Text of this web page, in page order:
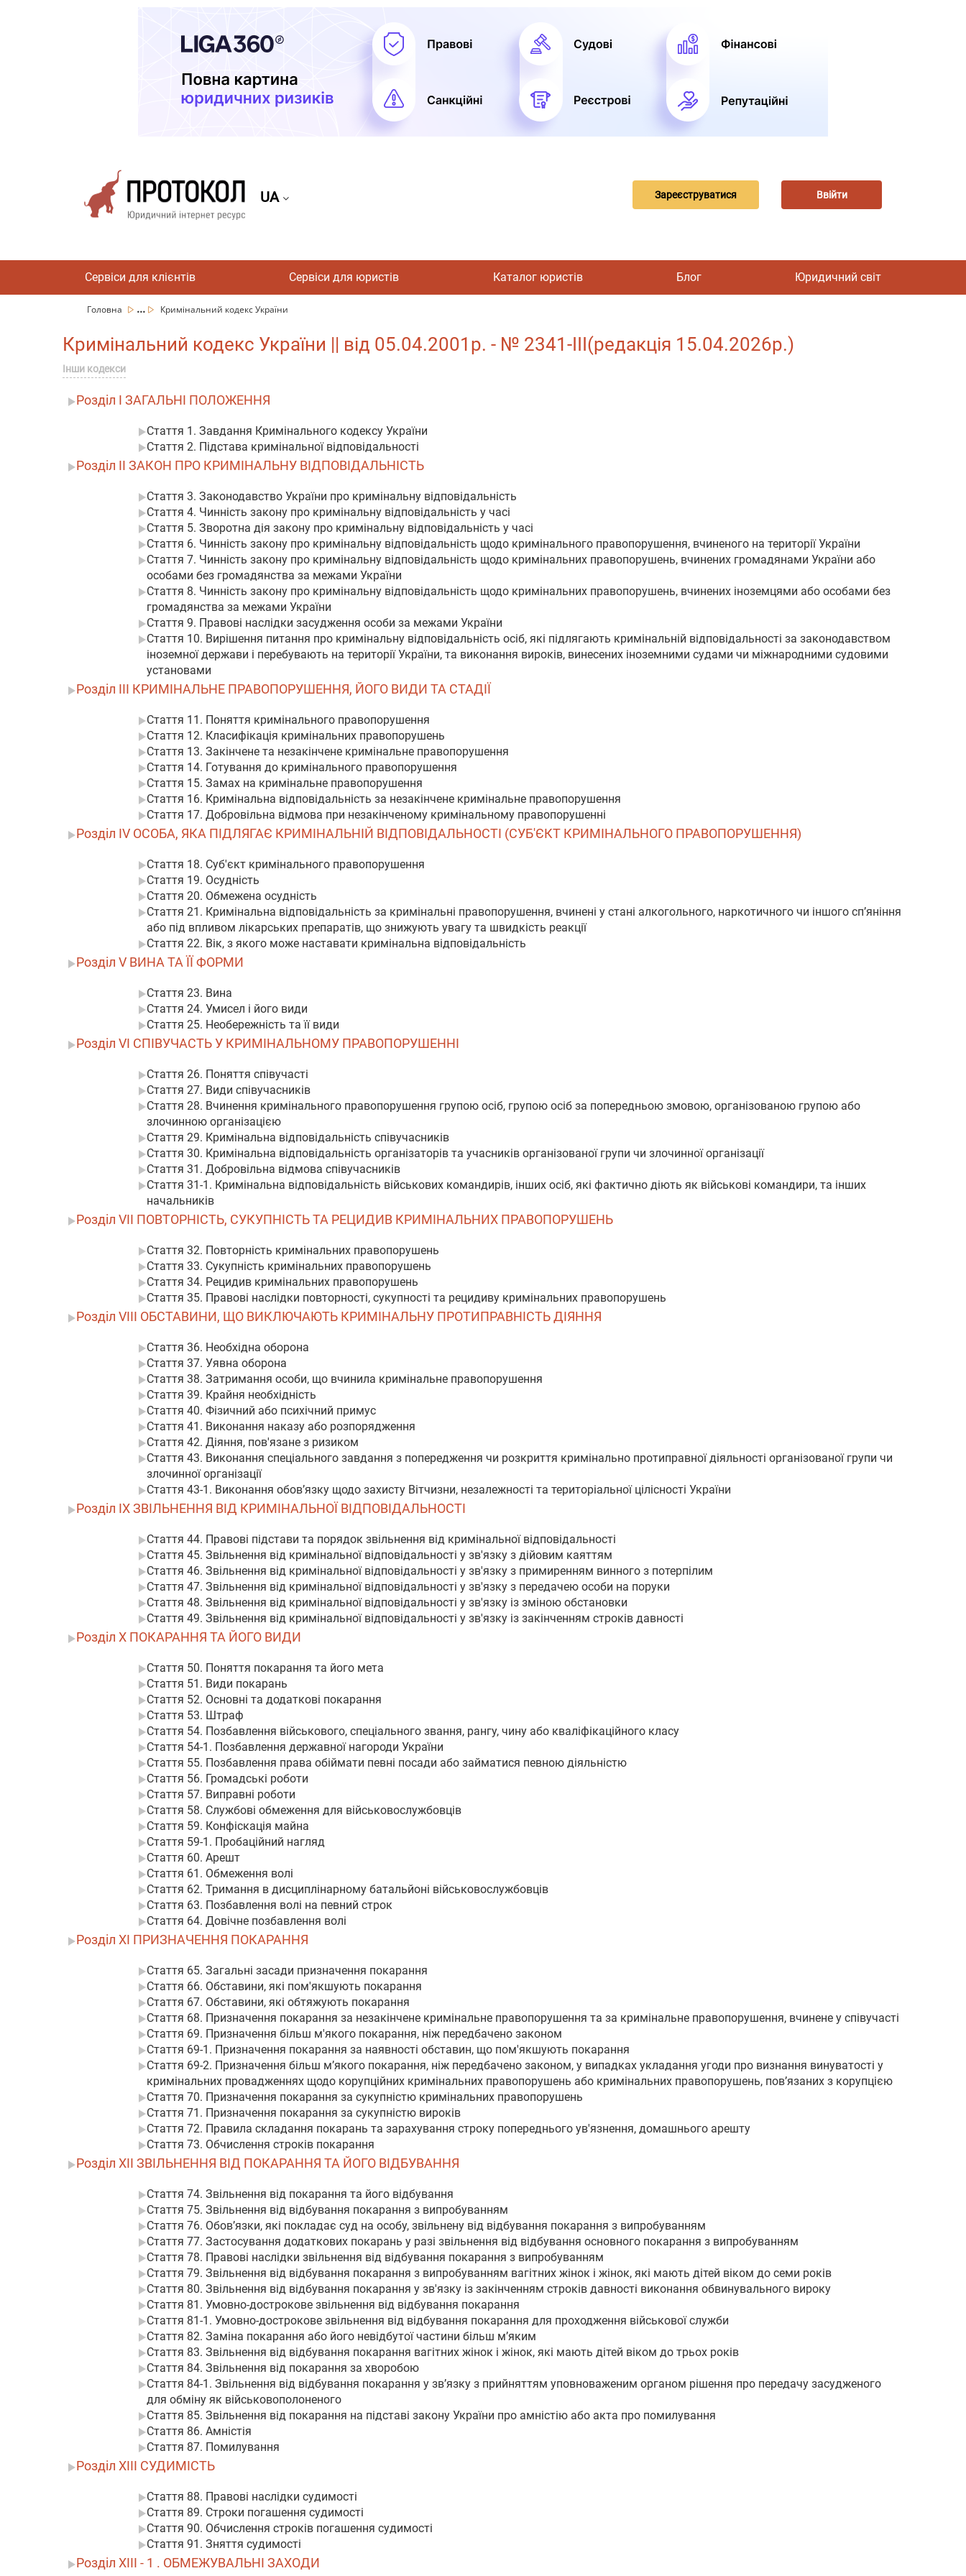
UA Зареєструватися Ввійти
Сервіси для клієнтів Сервіси для юристів Каталог юристів Блог Юридичний світ
Головна ... Кримінальний кодекс України
Кримінальний кодекс України || від 05.04.2001р. - № 2341-III(редакція 15.04.2026р.)
Інши кодекси
Розділ I ЗАГАЛЬНІ ПОЛОЖЕННЯ
Стаття 1. Завдання Кримінального кодексу України
Стаття 2. Підстава кримінальної відповідальності
Розділ II ЗАКОН ПРО КРИМІНАЛЬНУ ВІДПОВІДАЛЬНІСТЬ
Стаття 3. Законодавство України про кримінальну відповідальність
Стаття 4. Чинність закону про кримінальну відповідальність у часі
Стаття 5. Зворотна дія закону про кримінальну відповідальність у часі
Стаття 6. Чинність закону про кримінальну відповідальність щодо кримінального правопорушення, вчиненого на території України
Стаття 7. Чинність закону про кримінальну відповідальність щодо кримінальних правопорушень, вчинених громадянами України або
особами без громадянства за межами України
Стаття 8. Чинність закону про кримінальну відповідальність щодо кримінальних правопорушень, вчинених іноземцями або особами без
громадянства за межами України
Стаття 9. Правові наслідки засудження особи за межами України
Стаття 10. Вирішення питання про кримінальну відповідальність осіб, які підлягають кримінальній відповідальності за законодавством
іноземної держави і перебувають на території України, та виконання вироків, винесених іноземними судами чи міжнародними судовими
установами
Розділ III КРИМІНАЛЬНЕ ПРАВОПОРУШЕННЯ, ЙОГО ВИДИ ТА СТАДІЇ
Стаття 11. Поняття кримінального правопорушення
Стаття 12. Класифікація кримінальних правопорушень
Стаття 13. Закінчене та незакінчене кримінальне правопорушення
Стаття 14. Готування до кримінального правопорушення
Стаття 15. Замах на кримінальне правопорушення
Стаття 16. Кримінальна відповідальність за незакінчене кримінальне правопорушення
Стаття 17. Добровільна відмова при незакінченому кримінальному правопорушенні
Розділ IV ОСОБА, ЯКА ПІДЛЯГАЄ КРИМІНАЛЬНІЙ ВІДПОВІДАЛЬНОСТІ (СУБ'ЄКТ КРИМІНАЛЬНОГО ПРАВОПОРУШЕННЯ)
Стаття 18. Суб'єкт кримінального правопорушення
Стаття 19. Осудність
Стаття 20. Обмежена осудність
Стаття 21. Кримінальна відповідальність за кримінальні правопорушення, вчинені у стані алкогольного, наркотичного чи іншого сп’яніння
або під впливом лікарських препаратів, що знижують увагу та швидкість реакції
Стаття 22. Вік, з якого може наставати кримінальна відповідальність
Розділ V ВИНА ТА ЇЇ ФОРМИ
Стаття 23. Вина
Стаття 24. Умисел і його види
Стаття 25. Необережність та її види
Розділ VI СПІВУЧАСТЬ У КРИМІНАЛЬНОМУ ПРАВОПОРУШЕННІ
Стаття 26. Поняття співучасті
Стаття 27. Види співучасників
Стаття 28. Вчинення кримінального правопорушення групою осіб, групою осіб за попередньою змовою, організованою групою або
злочинною організацією
Стаття 29. Кримінальна відповідальність співучасників
Стаття 30. Кримінальна відповідальність організаторів та учасників організованої групи чи злочинної організації
Стаття 31. Добровільна відмова співучасників
Стаття 31-1. Кримінальна відповідальність військових командирів, інших осіб, які фактично діють як військові командири, та інших
начальників
Розділ VII ПОВТОРНІСТЬ, СУКУПНІСТЬ ТА РЕЦИДИВ КРИМІНАЛЬНИХ ПРАВОПОРУШЕНЬ
Стаття 32. Повторність кримінальних правопорушень
Стаття 33. Сукупність кримінальних правопорушень
Стаття 34. Рецидив кримінальних правопорушень
Стаття 35. Правові наслідки повторності, сукупності та рецидиву кримінальних правопорушень
Розділ VIII ОБСТАВИНИ, ЩО ВИКЛЮЧАЮТЬ КРИМІНАЛЬНУ ПРОТИПРАВНІСТЬ ДІЯННЯ
Стаття 36. Необхідна оборона
Стаття 37. Уявна оборона
Стаття 38. Затримання особи, що вчинила кримінальне правопорушення
Стаття 39. Крайня необхідність
Стаття 40. Фізичний або психічний примус
Стаття 41. Виконання наказу або розпорядження
Стаття 42. Діяння, пов'язане з ризиком
Стаття 43. Виконання спеціального завдання з попередження чи розкриття кримінально протиправної діяльності організованої групи чи
злочинної організації
Стаття 43-1. Виконання обов’язку щодо захисту Вітчизни, незалежності та територіальної цілісності України
Розділ IX ЗВІЛЬНЕННЯ ВІД КРИМІНАЛЬНОЇ ВІДПОВІДАЛЬНОСТІ
Стаття 44. Правові підстави та порядок звільнення від кримінальної відповідальності
Стаття 45. Звільнення від кримінальної відповідальності у зв'язку з дійовим каяттям
Стаття 46. Звільнення від кримінальної відповідальності у зв'язку з примиренням винного з потерпілим
Стаття 47. Звільнення від кримінальної відповідальності у зв'язку з передачею особи на поруки
Стаття 48. Звільнення від кримінальної відповідальності у зв'язку із зміною обстановки
Стаття 49. Звільнення від кримінальної відповідальності у зв'язку із закінченням строків давності
Розділ X ПОКАРАННЯ ТА ЙОГО ВИДИ
Стаття 50. Поняття покарання та його мета
Стаття 51. Види покарань
Стаття 52. Основні та додаткові покарання
Стаття 53. Штраф
Стаття 54. Позбавлення військового, спеціального звання, рангу, чину або кваліфікаційного класу
Стаття 54-1. Позбавлення державної нагороди України
Стаття 55. Позбавлення права обіймати певні посади або займатися певною діяльністю
Стаття 56. Громадські роботи
Стаття 57. Виправні роботи
Стаття 58. Службові обмеження для військовослужбовців
Стаття 59. Конфіскація майна
Стаття 59-1. Пробаційний нагляд
Стаття 60. Арешт
Стаття 61. Обмеження волі
Стаття 62. Тримання в дисциплінарному батальйоні військовослужбовців
Стаття 63. Позбавлення волі на певний строк
Стаття 64. Довічне позбавлення волі
Розділ XI ПРИЗНАЧЕННЯ ПОКАРАННЯ
Стаття 65. Загальні засади призначення покарання
Стаття 66. Обставини, які пом'якшують покарання
Стаття 67. Обставини, які обтяжують покарання
Стаття 68. Призначення покарання за незакінчене кримінальне правопорушення та за кримінальне правопорушення, вчинене у співучасті
Стаття 69. Призначення більш м'якого покарання, ніж передбачено законом
Стаття 69-1. Призначення покарання за наявності обставин, що пом'якшують покарання
Стаття 69-2. Призначення більш м’якого покарання, ніж передбачено законом, у випадках укладання угоди про визнання винуватості у
кримінальних провадженнях щодо корупційних кримінальних правопорушень або кримінальних правопорушень, пов’язаних з корупцією
Стаття 70. Призначення покарання за сукупністю кримінальних правопорушень
Стаття 71. Призначення покарання за сукупністю вироків
Стаття 72. Правила складання покарань та зарахування строку попереднього ув'язнення, домашнього арешту
Стаття 73. Обчислення строків покарання
Розділ XII ЗВІЛЬНЕННЯ ВІД ПОКАРАННЯ ТА ЙОГО ВІДБУВАННЯ
Стаття 74. Звільнення від покарання та його відбування
Стаття 75. Звільнення від відбування покарання з випробуванням
Стаття 76. Обов’язки, які покладає суд на особу, звільнену від відбування покарання з випробуванням
Стаття 77. Застосування додаткових покарань у разі звільнення від відбування основного покарання з випробуванням
Стаття 78. Правові наслідки звільнення від відбування покарання з випробуванням
Стаття 79. Звільнення від відбування покарання з випробуванням вагітних жінок і жінок, які мають дітей віком до семи років
Стаття 80. Звільнення від відбування покарання у зв'язку із закінченням строків давності виконання обвинувального вироку
Стаття 81. Умовно-дострокове звільнення від відбування покарання
Стаття 81-1. Умовно-дострокове звільнення від відбування покарання для проходження військової служби
Стаття 82. Заміна покарання або його невідбутої частини більш м’яким
Стаття 83. Звільнення від відбування покарання вагітних жінок і жінок, які мають дітей віком до трьох років
Стаття 84. Звільнення від покарання за хворобою
Стаття 84-1. Звільнення від відбування покарання у зв’язку з прийняттям уповноваженим органом рішення про передачу засудженого
для обміну як військовополоненого
Стаття 85. Звільнення від покарання на підставі закону України про амністію або акта про помилування
Стаття 86. Амністія
Стаття 87. Помилування
Розділ XIII СУДИМІСТЬ
Стаття 88. Правові наслідки судимості
Стаття 89. Строки погашення судимості
Стаття 90. Обчислення строків погашення судимості
Стаття 91. Зняття судимості
Розділ XIII - 1 . ОБМЕЖУВАЛЬНІ ЗАХОДИ